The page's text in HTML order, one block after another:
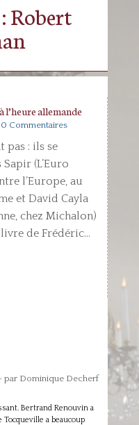
Robert
l’heure allemande
Commentaires
pas : ils se
(L’Euro
l’Europe, au
et David Cayla
chez Michalon)
de Frédéric...
par Dominique Decherf
Bertrand Renouvin a
a beaucoup